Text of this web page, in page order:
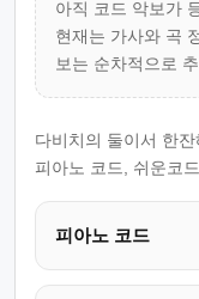
아직 코드 악보가
현재는 가사와 곡
보는 순차적으로
다비치의 둘이서 한
피아노 코드, 쉬운코
피아노 코드